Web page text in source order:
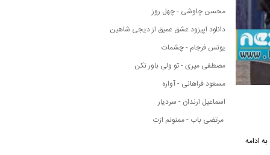
ادامه
محسن چاوشی - چهل روز
دانلود اپیزود عشق عمیق از دیجی شاهین
یونس فرجام - چشمات
مصطفی میری - تو ولی باور نکن
مسعود فراهانی - آواره
اسماعیل ارندان - سردیار
مرتضی باب - ممنونم ازت